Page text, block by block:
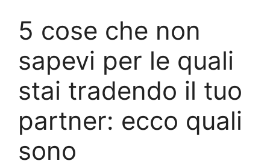
5 cose che non
sapevi per le quali
stai tradendo il tuo
partner: ecco quali
sono